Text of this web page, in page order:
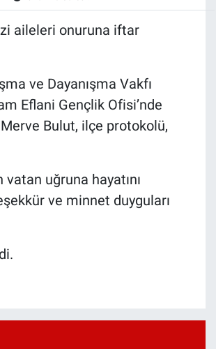
aileleri onuruna iftar
ve Dayanışma Vakfı
Eflani Gençlik Ofisi’nde
Bulut, ilçe protokolü,
uğruna hayatını
ve minnet duyguları